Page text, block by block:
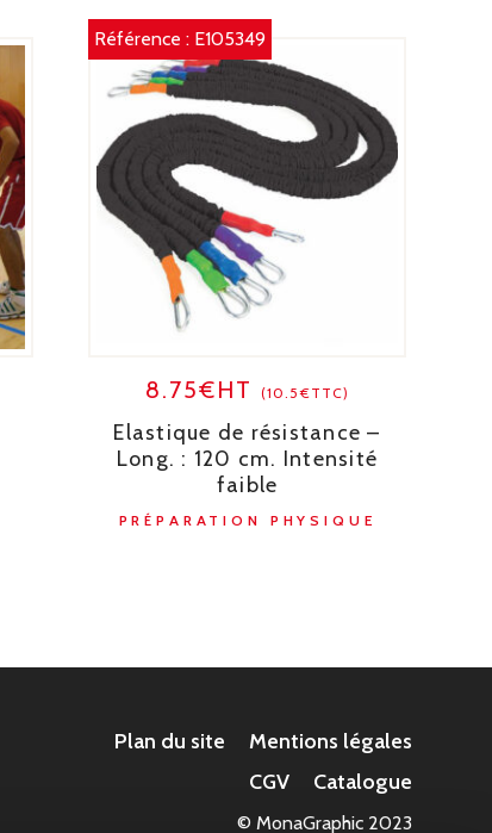
Référence : E105349
8.75€HT (10.5€TTC)
Elastique de résistance –
Long. : 120 cm. Intensité
faible
PRÉPARATION PHYSIQUE
Plan du site
Mentions légales
CGV
Catalogue
© MonaGraphic 2023